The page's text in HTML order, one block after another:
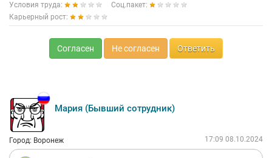
Условия труда:
Соц.пакет:
Карьерный рост:
Согласен Не согласен Ответить
Мария (Бывший сотрудник)
Город: Воронеж 17:09 08.10.2024